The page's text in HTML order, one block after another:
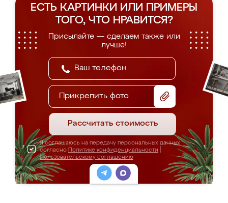
ЕСТЬ КАРТИНКИ ИЛИ ПРИМЕРЫ
ТОГО, ЧТО НРАВИТСЯ?
Присылайте — сделаем также или
лучше!
Прикрепить фото
Рассчитать стоимость
Я соглашаюсь на передачу персональных данных
согласно Политике конфиденциальности
Пользовательскому соглашению